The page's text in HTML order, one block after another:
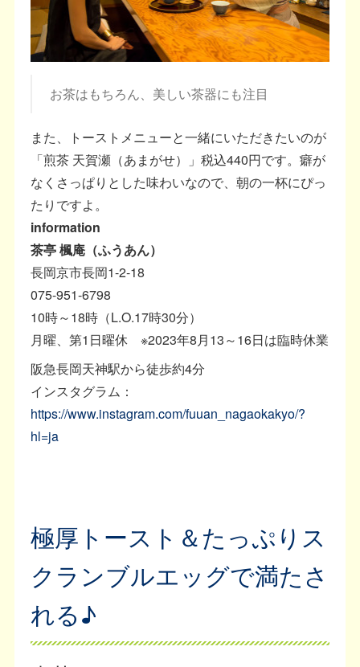
お茶はもちろん、美しい茶器にも注目
また、トーストメニューと一緒にいただきたいのが
「煎茶 天賀瀬（あまがせ）」税込440円です。癖が
なくさっぱりとした味わいなので、朝の一杯にぴっ
たりですよ。
information
茶亭 楓庵（ふうあん）
長岡京市長岡1-2-18
075-951-6798
10時～18時（L.O.17時30分）
月曜、第1日曜休 ※2023年8月13～16日は臨時休業
阪急長岡天神駅から徒歩約4分
インスタグラム：
https://www.instagram.com/fuuan_nagaokakyo/?
hl=ja
極厚トースト＆たっぷりス
クランブルエッグで満たさ
れる♪